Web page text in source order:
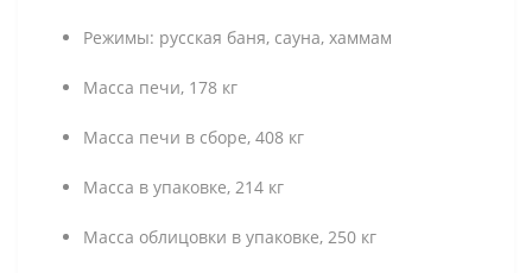
Режимы: русская баня, сауна, хаммам
Масса печи, 178 кг
Масса печи в сборе, 408 кг
Масса в упаковке, 214 кг
Масса облицовки в упаковке, 250 кг